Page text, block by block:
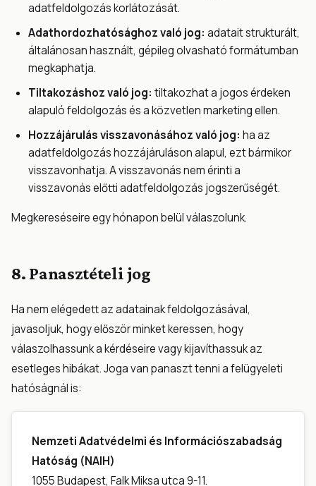
adatfeldolgozás korlátozását.
Adathordozhatósághoz való jog: adatait strukturált,
általánosan használt, gépileg olvasható formátumban
megkaphatja.
Tiltakozáshoz való jog: tiltakozhat a jogos érdeken
alapuló feldolgozás és a közvetlen marketing ellen.
Hozzájárulás visszavonásához való jog: ha az
adatfeldolgozás hozzájáruláson alapul, ezt bármikor
visszavonhatja. A visszavonás nem érinti a
visszavonás előtti adatfeldolgozás jogszerűségét.
Megkereséseire egy hónapon belül válaszolunk.
8. Panasztételi jog
Ha nem elégedett az adatainak feldolgozásával,
javasoljuk, hogy először minket keressen, hogy
válaszolhassunk a kérdéseire vagy kijavíthassuk az
esetleges hibákat. Joga van panaszt tenni a felügyeleti
hatóságnál is:
Nemzeti Adatvédelmi és Információszabadság
Hatóság (NAIH)
1055 Budapest, Falk Miksa utca 9-11.